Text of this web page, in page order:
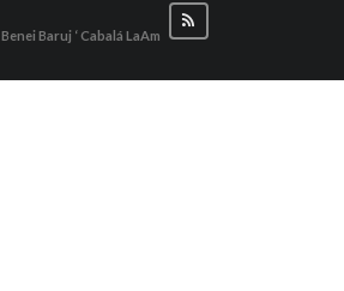
Benei Baruj ‘ Cabalá LaAm